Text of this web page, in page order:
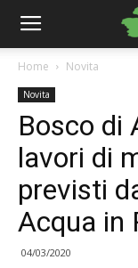
Home Novita
Novita
Bosco di
lavori di
previsti
Acqua in
04/03/2020